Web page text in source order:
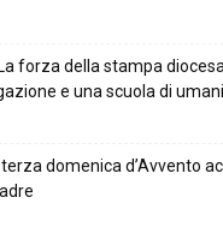
La forza della stampa
e una scuola di
domenica d’Avvento